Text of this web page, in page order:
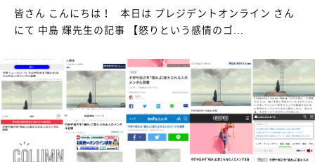
皆さん こんにちは！ 本日は プレジデントオンライン さん
にて 中島 輝先生の記事 【怒りという感情のゴ...